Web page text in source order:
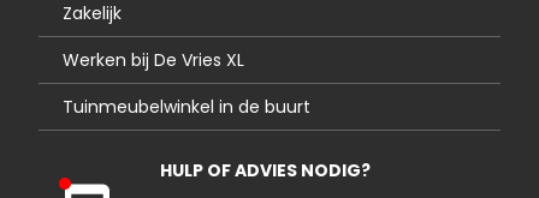
Zakelijk
Werken bij De Vries XL
Tuinmeubelwinkel in de buurt
HULP OF ADVIES NODIG?